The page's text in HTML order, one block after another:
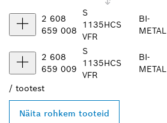
2 608
659 008
S
1135
VFR
HCS
BI-
METAL
2 608
659 009
S
1135
VFR
HCS
BI-
METAL
/ tootest
Näita rohkem tooteid